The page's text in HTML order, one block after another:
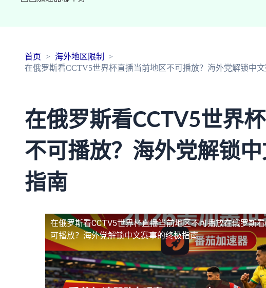
首页
海外地区限制
在俄罗斯看CCTV5世界杯直播当前地区不可播放？海外党解锁中
在俄罗斯看CCTV5世界
不可播放？海外党解锁
指南
在俄罗斯看CCTV5世界杯直播当前地区不可播放在俄罗斯
可播放？海外党解锁中文赛事的终极指南